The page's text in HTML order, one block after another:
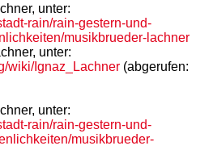
unter:
rain/rain-gestern-und-
musikbrueder-lachner
unter:
wiki/Ignaz_Lachner (abgerufen:
unter:
rain/rain-gestern-und-
musikbrueder-